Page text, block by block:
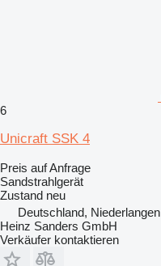
6
Unicraft SSK 4
Preis auf Anfrage
Sandstrahlgerät
Zustand neu
Deutschland, Niederlangen
Heinz Sanders GmbH
Verkäufer kontaktieren